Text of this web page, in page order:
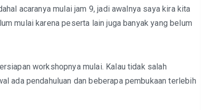
acaranya mulai jam 9, jadi awalnya saya kira kita
mulai karena peserta lain juga banyak yang belum
workshopnya mulai. Kalau tidak salah
ada pendahuluan dan beberapa pembukaan terlebih